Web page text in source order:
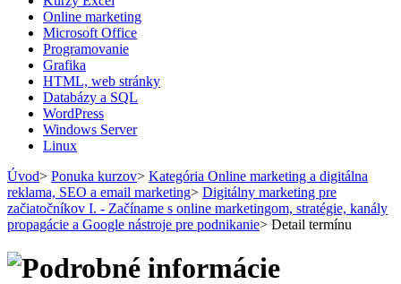
Online marketing
Microsoft Office
Programovanie
Grafika
HTML, web stránky
Databázy a SQL
WordPress
Windows Server
Linux
Úvod> Ponuka kurzov> Kategória Online marketing a digitálna
reklama, SEO a email marketing> Digitálny marketing pre
začiatočníkov I. - Začíname s online marketingom, stratégie, kanály
propagácie a Google nástroje pre podnikanie> Detail termínu